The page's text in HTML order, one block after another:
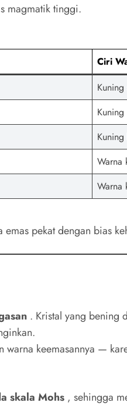
magmatik tinggi.
Ciri
Warna
Warna
pekat dengan bias
. Kristal yang bening
warna keemasannya —
skala Mohs , sehingga